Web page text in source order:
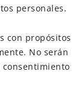
personales.
con propósitos
No serán
consentimiento